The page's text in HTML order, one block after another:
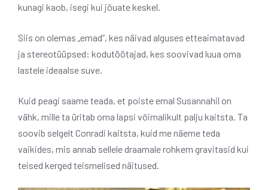
kunagi kaob, isegi kui jõuate keskel.
Siis on olemas „emad”, kes näivad alguses etteaimatavad
ja stereotüüpsed: kodutöötajad, kes soovivad luua oma
lastele ideaalse suve.
Kuid peagi saame teada, et poiste emal Susannahil on
vähk, mille ta üritab oma lapsi võimalikult palju kaitsta. Ta
soovib selgelt Conradi kaitsta, kuid me näeme teda
vaikides, mis annab sellele draamale rohkem gravitasid kui
teised kerged teismelised näitused.